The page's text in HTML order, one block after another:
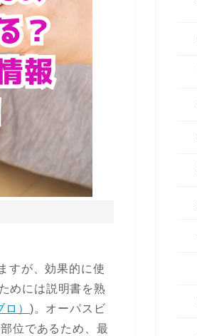
すが、効果的に使
めには説明書を熟
） )​。オーパスビ
位であるため、最